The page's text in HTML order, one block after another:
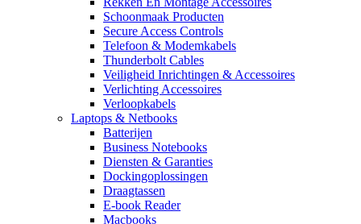
Schoonmaak Producten
Secure Access Controls
Telefoon & Modemkabels
Thunderbolt Cables
Veiligheid Inrichtingen & Accessoires
Verlichting Accessoires
Verloopkabels
Laptops & Netbooks
Batterijen
Business Notebooks
Diensten & Garanties
Dockingoplossingen
Draagtassen
E-book Reader
Macbooks